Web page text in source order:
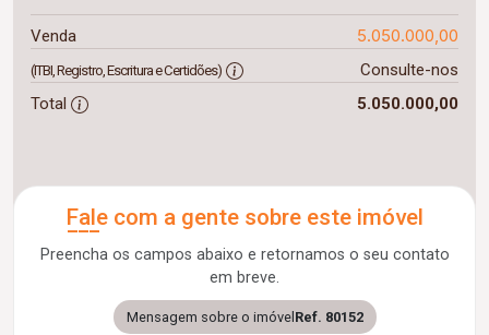
Venda 5.050.000,00
(ITBI, Registro, Escritura e Certidões)
Consulte-nos
Total
5.050.000,00
Fale com a gente sobre este imóvel
Preencha os campos abaixo e retornamos o seu contato
em breve.
Mensagem sobre o imóvel Ref. 80152